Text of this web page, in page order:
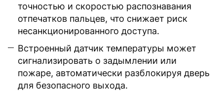
точностью и скоростью распознавания
отпечатков пальцев, что снижает риск
несанкционированного доступа.
Встроенный датчик температуры может
сигнализировать о задымлении или
пожаре, автоматически разблокируя дверь
для безопасного выхода.